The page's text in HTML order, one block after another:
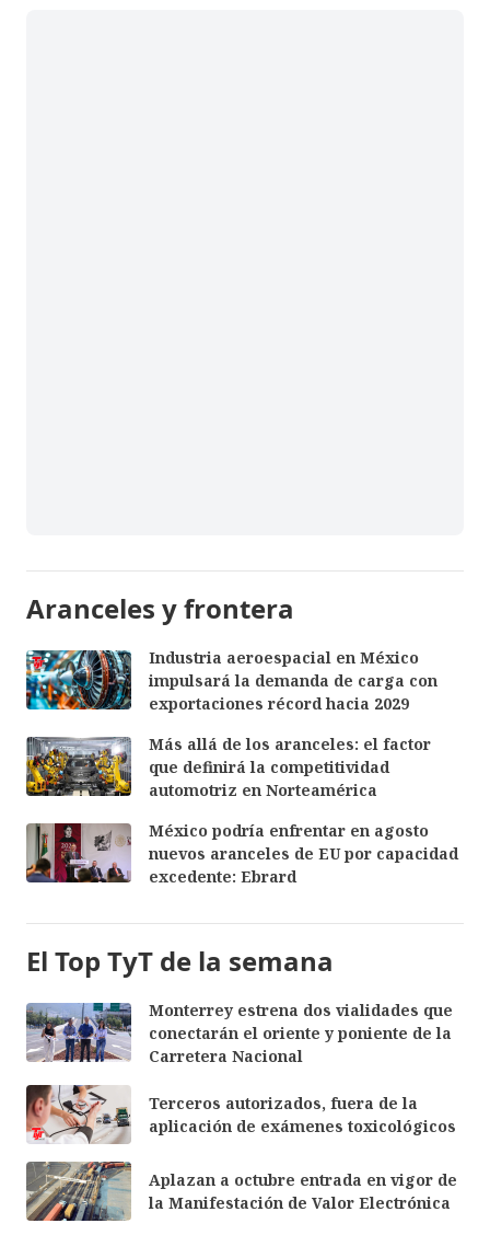
Aranceles y frontera
Industria aeroespacial en México
impulsará la demanda de carga con
exportaciones récord hacia 2029
Más allá de los aranceles: el factor
que definirá la competitividad
automotriz en Norteamérica
México podría enfrentar en agosto
nuevos aranceles de EU por capacidad
excedente: Ebrard
El Top TyT de la semana
Monterrey estrena dos vialidades que
conectarán el oriente y poniente de la
Carretera Nacional
Terceros autorizados, fuera de la
aplicación de exámenes toxicológicos
Aplazan a octubre entrada en vigor de
la Manifestación de Valor Electrónica